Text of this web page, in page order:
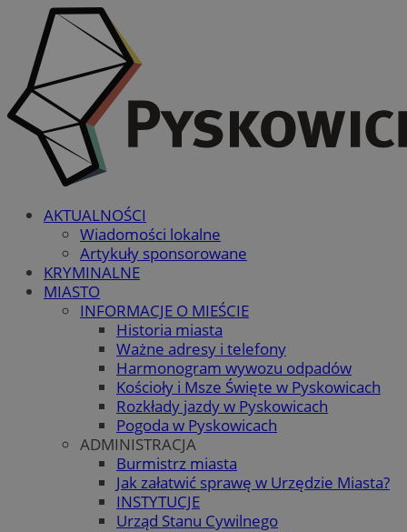
AKTUALNOŚCI
Wiadomości lokalne
Artykuły sponsorowane
KRYMINALNE
MIASTO
INFORMACJE O MIEŚCIE
Historia miasta
Ważne adresy i telefony
Harmonogram wywozu odpadów
Kościoły i Msze Święte w Pyskowicach
Rozkłady jazdy w Pyskowicach
Pogoda w Pyskowicach
ADMINISTRACJA
Burmistrz miasta
Jak załatwić sprawę w Urzędzie Miasta?
INSTYTUCJE
Urząd Stanu Cywilnego